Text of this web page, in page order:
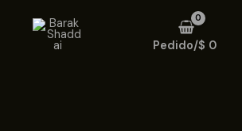
Pedido/$ 0